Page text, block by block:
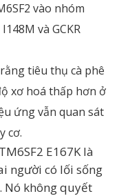
vào nhóm
và GCKR
tiêu thụ cà phê
xơ hoá thấp hơn ở
ứng vẫn quan sát
cơ.
E167K là
người có lối sống
Nó không quyết